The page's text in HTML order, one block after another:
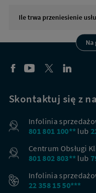
Ile trwa przeniesienie
Na
Skontaktuj się z
Infolinia
801 801 100** lub
Centrum Obsługi
801 802 803** lub
Infolinia
22 358 15 50***